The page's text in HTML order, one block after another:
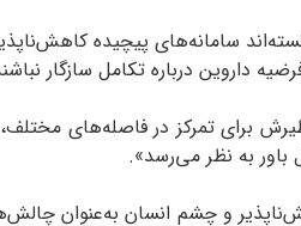
سامانه‌های پیچیده
داروین درباره تکامل سازگار
برای تمرکز در فاصله‌های
باور به نظر می‌رسد».
و چشم انسان به‌عنوان